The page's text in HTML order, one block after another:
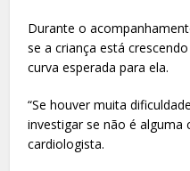
Durante o
se a criança está
curva esperada para ela.
“Se houver muita
investigar se não é alguma
cardiologista.